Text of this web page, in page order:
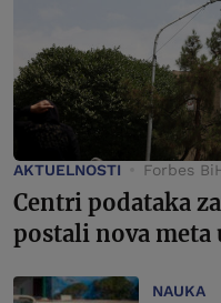
AKTUELNOSTI Forbes
Centri podataka
postali nova meta
NAUKA